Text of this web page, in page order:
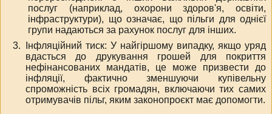
послуг (наприклад, охорони здоров'я, освіти,
інфраструктури), що означає, що пільги для однієї
групи надаються за рахунок послуг для інших.
Інфляційний тиск: У найгіршому випадку, якщо уряд
вдасться до друкування грошей для покриття
нефінансованих мандатів, це може призвести до
інфляції, фактично зменшуючи купівельну
спроможність всіх громадян, включаючи тих самих
отримувачів пільг, яким законопроєкт має допомогти.